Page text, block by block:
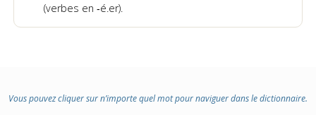
(verbes en ‑é.er).
Vous pouvez cliquer sur n’importe quel mot pour naviguer dans le dictionnaire.